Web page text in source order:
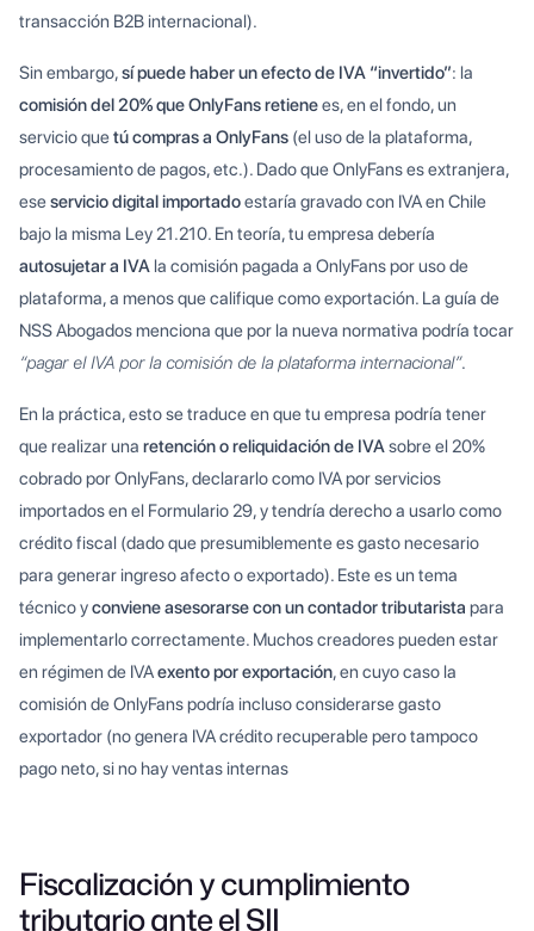
transacción B2B internacional).
Sin embargo,sí puede haber un efecto de IVA “invertido”: la
comisión del 20% que OnlyFans retienees, en el fondo, un
servicio quetú compras a OnlyFans (el uso de la plataforma,
procesamiento de pagos, etc.). Dado que OnlyFans es extranjera,
eseservicio digital importadoestaría gravado con IVA en Chile
bajo la misma Ley 21.210. En teoría, tu empresa debería
autosujetar a IVA la comisión pagada a OnlyFans por uso de
plataforma, a menos que califique como exportación. La guía de
NSS Abogados menciona que por la nueva normativa podría tocar
“pagar el IVA por la comisión de la plataforma internacional”.
En la práctica, esto se traduce en que tu empresa podría tener
que realizar una retención o reliquidación de IVAsobre el 20%
cobrado por OnlyFans, declararlo como IVA por servicios
importados en el Formulario 29, y tendría derecho a usarlo como
crédito fiscal (dado que presumiblemente es gasto necesario
para generar ingreso afecto o exportado). Este es un tema
técnico yconviene asesorarse con un contador tributarista para
implementarlo correctamente. Muchos creadores pueden estar
en régimen de IVAexento por exportación, en cuyo caso la
comisión de OnlyFans podría incluso considerarse gasto
exportador (no genera IVA crédito recuperable pero tampoco
pago neto, si no hay ventas internas
Fiscalización y cumplimiento
tributario ante el SII